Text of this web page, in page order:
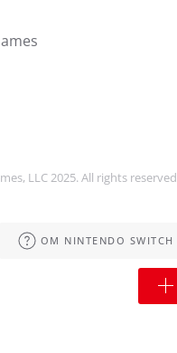
LLC 2025. All rights reserved
OM NINTENDO SWITCH